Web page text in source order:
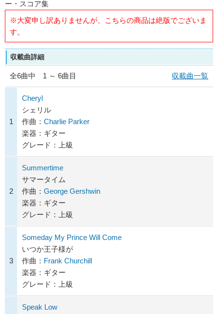
ー・スコア集
※大変申し訳ありませんが、こちらの商品は絶版でございま
す。
収載曲詳細
全6曲中 1 ～ 6曲目 収載曲一覧
1
Cheryl
シェリル
作曲： Charlie Parker
楽器：ギター
グレード：上級
2
Summertime
サマータイム
作曲： George Gershwin
楽器：ギター
グレード：上級
3
Someday My Prince Will Come
いつか王子様が
作曲： Frank Churchill
楽器：ギター
グレード：上級
Speak Low